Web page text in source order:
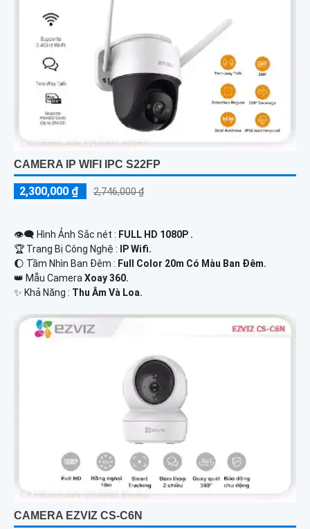
CAMERA IP WIFI IPC S22FP
2,300,000 ₫ 2,746,000 ₫
👁️‍🗨 Hình Ảnh Sắc nét : FULL HD 1080P .
🏆 Trang Bị Công Nghệ :
IP Wifi.
🌔 Tầm Nhìn Ban Đêm : Full Color 20m Có Màu Ban Đêm.
👑 Mẫu CameraXoay 360.
️✨ Khả Năng : Thu Âm Và Loa.
CAMERA EZVIZ CS-C6N